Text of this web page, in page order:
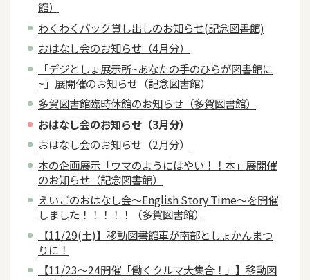
館）
わくわくパック貸し出しのお知らせ(記念図書館)
おはなし会のお知らせ（4月分）
「デジとしょ展示所~あなたの手のひらが図書館に
~」展開催のお知らせ（記念図書館）
多賀図書館臨時休館のお知らせ（多賀図書館）
おはなし会のお知らせ（3月分）
おはなし会のお知らせ（2月分）
本の企画展示「ウマのようにはやい！！本」展開催
のお知らせ（記念図書館）
えいごのおはなし会～English Story Time～を開催
しました！！！！！（多賀図書館）
【11/29(土)】移動図書館車が南部としょかんまつ
りに！
【11/23～24開催「働くクルマ大集合！」】移動図